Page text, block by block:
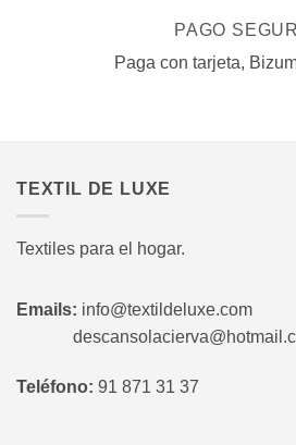
PAGO
Paga con tarjeta,
TEXTIL DE LUXE
Textiles para el hogar.
Emails: info@textildeluxe.com
Teléfono: 91 871 31 37